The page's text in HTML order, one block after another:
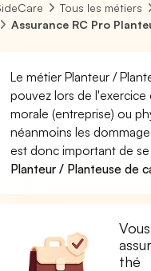
Tous les métiers
Assurance RC Pro
Le métier Planteur /
pouvez lors de
morale (entreprise) ou
néanmoins les
est donc important de
Planteur / Planteuse de
thé